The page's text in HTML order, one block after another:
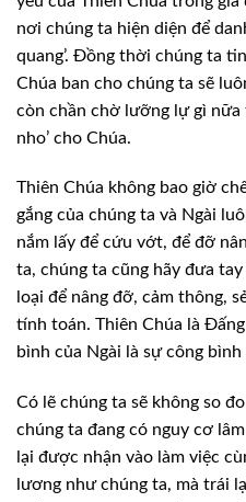
nơi chúng ta hiện diện để
quang’. Đồng thời chúng ta
Chúa ban cho chúng ta sẽ
còn chần chờ lưỡng lự gì
nho’ cho Chúa.
Thiên Chúa không bao giờ
gắng của chúng ta và Ngài
nắm lấy để cứu vớt, để đỡ
ta, chúng ta cũng hãy đưa
loại để nâng đỡ, cảm thông,
tính toán. Thiên Chúa là
bình của Ngài là sự công
Có lẽ chúng ta sẽ không so
chúng ta đang có nguy cơ
lại được nhận vào làm việc
lương như chúng ta, mà trái